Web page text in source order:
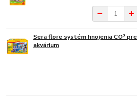
Sera flore systém hnojenia CO² pre
akvárium